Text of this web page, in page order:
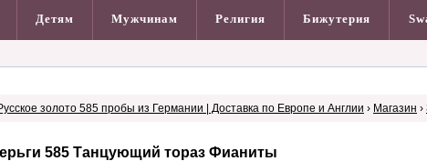
Детям Мужчинам Религия Бижутерия
золото 585 пробы из Германии | Доставка по Европе и Англии › Магазин ›
585 Танцующий тораз Фианиты